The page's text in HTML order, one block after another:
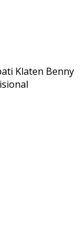
Klaten Benny